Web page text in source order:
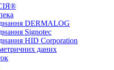
DERMALOG
Signotec
HID Corporation
даних